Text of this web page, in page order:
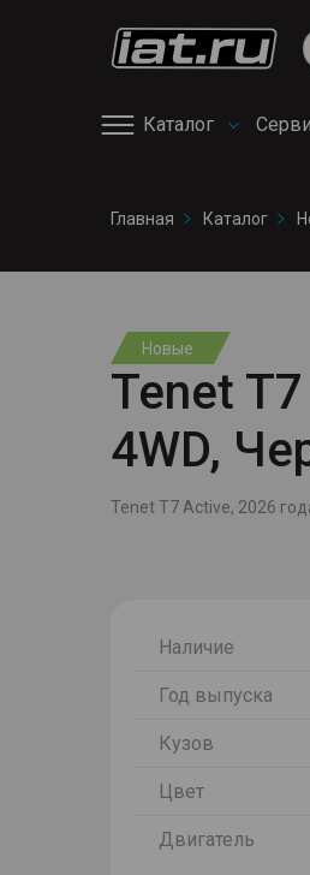
Каталог
сервис
Снегоходы
Квадроциклы
Главная Каталог
Новые
Tenet
4WD,
Tenet T7 Active, 2026
Наличие
Год выпуска
Кузов
Цвет
Двигатель